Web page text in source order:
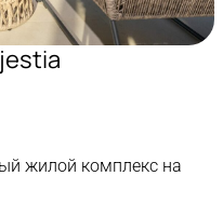
жилой комплекс на